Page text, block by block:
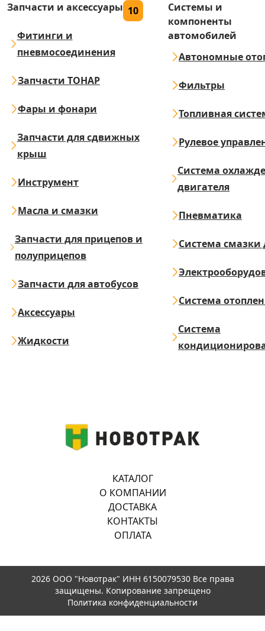
Запчасти и аксессуары 10
Фитинги и
пневмосоединения
Запчасти ТОНАР
Фары и фонари
Запчасти для сдвижных
крыш
Инструмент
Масла и смазки
Запчасти для прицепов и
полуприцепов
Запчасти для автобусов
Аксессуары
Жидкости
Системы и
компоненты
автомобилей
Автономные
Фильтры
Топливная
Рулевое
Система
двигателя
Пневматика
Система смазки
Система
Система
КАТАЛОГ
О КОМПАНИИ
ДОСТАВКА
КОНТАКТЫ
ОПЛАТА
2026 ООО "Новотрак" ИНН 6150079530 Все права
защищены. Копирование запрещено
Политика конфиденциальности